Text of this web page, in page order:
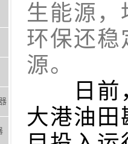
生能源
环保还稳
源。
日前，
大港油